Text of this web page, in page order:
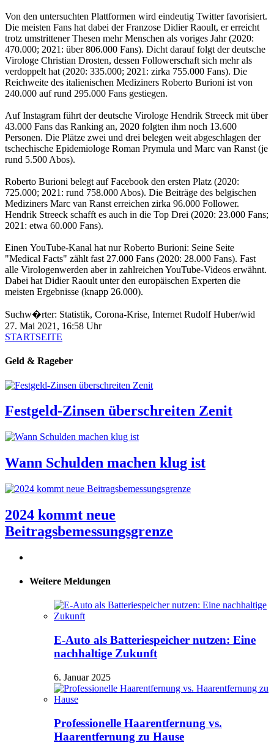
Von den untersuchten Plattformen wird eindeutig Twitter favorisiert.
Die meisten Fans hat dabei der Franzose Didier Raoult, er erreicht
trotz umstrittener Thesen mehr Menschen als voriges Jahr (2020:
470.000; 2021: über 806.000 Fans). Dicht darauf folgt der deutsche
Virologe Christian Drosten, dessen Followerschaft sich mehr als
verdoppelt hat (2020: 335.000; 2021: zirka 755.000 Fans). Die
Reichweite des italienischen Mediziners Roberto Burioni ist von
240.000 auf rund 295.000 Fans gestiegen.
Auf Instagram führt der deutsche Virologe Hendrik Streeck mit über
43.000 Fans das Ranking an, 2020 folgten ihm noch 13.600
Personen. Die Plätze zwei und drei belegen weit abgeschlagen der
tschechische Epidemiologe Roman Prymula und Marc van Ranst (je
rund 5.500 Abos).
Roberto Burioni belegt auf Facebook den ersten Platz (2020:
725.000; 2021: rund 758.000 Abos). Die Beiträge des belgischen
Mediziners Marc van Ranst erreichen zirka 96.000 Follower.
Hendrik Streeck schafft es auch in die Top Drei (2020: 23.000 Fans;
2021: etwa 60.000 Fans).
Einen YouTube-Kanal hat nur Roberto Burioni: Seine Seite
"Medical Facts" zählt fast 27.000 Fans (2020: 28.000 Fans). Fast
alle Virologenwerden aber in zahlreichen YouTube-Videos erwähnt.
Dabei hat Didier Raoult unter den europäischen Experten die
meisten Ergebnisse (knapp 26.000).
Suchw�rter: Statistik, Corona-Krise, Internet Rudolf Huber/wid
27. Mai 2021, 16:58 Uhr
STARTSEITE
Geld & Rageber
Festgeld-Zinsen überschreiten Zenit
Wann Schulden machen klug ist
2024 kommt neue
Beitragsbemessungsgrenze
Weitere Meldungen
E-Auto als Batteriespeicher nutzen: Eine
nachhaltige Zukunft
6. Januar 2025
Professionelle Haarentfernung vs.
Haarentfernung zu Hause